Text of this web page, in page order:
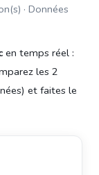
· Données
en temps réel :
les 2
et faites le